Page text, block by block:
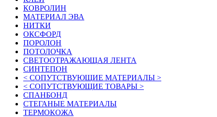
КОВРОЛИН
МАТЕРИАЛ ЭВА
НИТКИ
ОКСФОРД
ПОРОЛОН
ПОТОЛОЧКА
СВЕТООТРАЖАЮЩАЯ ЛЕНТА
СИНТЕПОН
< СОПУТСТВУЮЩИЕ МАТЕРИАЛЫ >
< СОПУТСТВУЮЩИЕ ТОВАРЫ >
СПАНБОНД
СТЕГАНЫЕ МАТЕРИАЛЫ
ТЕРМОКОЖА